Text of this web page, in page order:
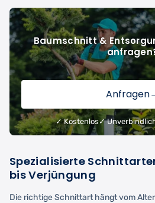
Baumschnitt &
Anfragen
✓ Kostenlos ✓
Spezialisierte
bis Verjüngung
Die richtige Schnittart hängt vom